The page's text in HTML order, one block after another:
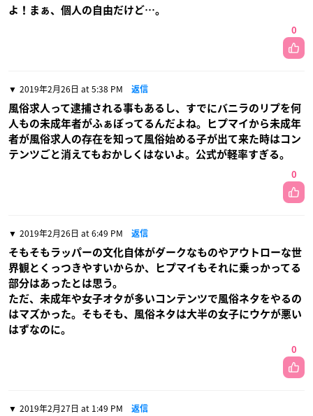
よ！まぁ、個人の自由だけど…。
0
2019年2月26日 at 5:38 PM 返信
風俗求人って逮捕される事もあるし、すでにバニラのリプを何
人もの未成年者がふぁぼってるんだよね。ヒプマイから未成年
者が風俗求人の存在を知って風俗始める子が出て来た時はコン
テンツごと消えてもおかしくはないよ。公式が軽率すぎる。
0
2019年2月26日 at 6:49 PM 返信
そもそもラッパーの文化自体がダークなものやアウトローな世
界観とくっつきやすいからか、ヒプマイもそれに乗っかってる
部分はあったとは思う。
ただ、未成年や女子オタが多いコンテンツで風俗ネタをやるの
はマズかった。そもそも、風俗ネタは大半の女子にウケが悪い
はずなのに。
0
2019年2月27日 at 1:49 PM 返信